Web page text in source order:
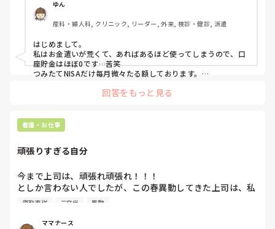
それが6年目（28歳）のときでした。
30歳から現在（45歳）までずっと眼科クリニックで働いていま
す。
整形外科での経験を強みとしてクリニックに転職するというの
も手かと思います。
ただ、将来のキャリアを考えて整形以外で働けないというのは
どうだろうと思われるのであれば、
今のうちに色々と経験を積んだほうが良いかもしれませんね。
ゆん
産科・婦人科, クリニック, リーダー, 外来, 検診・健診, 派遣
はじめまして。
私はお金遣いが荒くて、あればあるほど使ってしまうので、口
座貯金はほぼ0です…苦笑
つみたてNISAだけ毎月微々たる額しております。
アラサー一人暮らしです。
い…！笑
回答をもっと見る
看護・お仕事
頑張りすぎる自分
今まで上司は、頑張れ頑張れ！！！
としか言わない人でしたが、この春異動してきた上司は、私
が車で片道１時間かけて通勤し子育てを夫婦で頑張ってやっ
従を希望していると面談で話すと 無理しないでねと声かけ
夜勤専従 二交代 異動
ママナース